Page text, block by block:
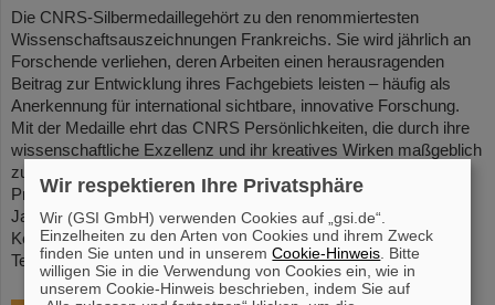
Die CNRS-Silbermedaillegehört zu den renommiertesten
Wissenschaftsauszeichnungen Frankreichs. Sie wird jährlich an
Forschende verliehen, deren Arbeiten einen herausragenden
Beitrag zur Entwicklung ihres Fachgebiets leisten – häufig als
Anerkennung für international sichtbare, innovative Forschung.
Mit der Medaille ehrt das CNRS Persönlichkeiten, die durch ihre
wissenschaftliche Exzellenz und ihr kreatives Wirken maßgeblich
zum Fortschritt der Forschung beitragen. Mit dem Joliot-Curie-
Preis der Société française de physique werden in geraden
Jahren herausragende Leistungen auf dem Gebiet der
Kernphysik und in ungeraden Jahren auf dem Gebiet der
Teilchenphysik ausgezeichnet.(CP)
Wir respektieren Ihre Privatsphäre
Wir (GSI GmbH) verwenden Cookies auf „gsi.de“.
Einzelheiten zu den Arten von Cookies und ihrem Zweck
finden Sie unten und in unseremCookie-Hinweis . Bitte
willigen Sie in die Verwendung von Cookies ein, wie in
unserem Cookie-Hinweis beschrieben, indem Sie auf